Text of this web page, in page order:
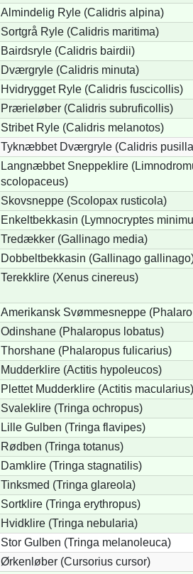
Almindelig Ryle (Calidris alpina)
Sortgrå Ryle (Calidris maritima)
Bairdsryle (Calidris bairdii)
Dværgryle (Calidris minuta)
Hvidrygget Ryle (Calidris fuscicollis)
Prærieløber (Calidris subruficollis)
Stribet Ryle (Calidris melanotos)
Tyknæbbet Dværgryle (Calidris
Langnæbbet Sneppeklire
scolopaceus)
Skovsneppe (Scolopax rusticola)
Enkeltbekkasin (Lymnocryptes
Tredækker (Gallinago media)
Dobbeltbekkasin (Gallinago
Terekklire (Xenus cinereus)
Amerikansk Svømmesneppe
Odinshane (Phalaropus lobatus)
Thorshane (Phalaropus fulicarius)
Mudderklire (Actitis hypoleucos)
Plettet Mudderklire (Actitis macularius)
Svaleklire (Tringa ochropus)
Lille Gulben (Tringa flavipes)
Rødben (Tringa totanus)
Damklire (Tringa stagnatilis)
Tinksmed (Tringa glareola)
Sortklire (Tringa erythropus)
Hvidklire (Tringa nebularia)
Stor Gulben (Tringa melanoleuca)
Ørkenløber (Cursorius cursor)